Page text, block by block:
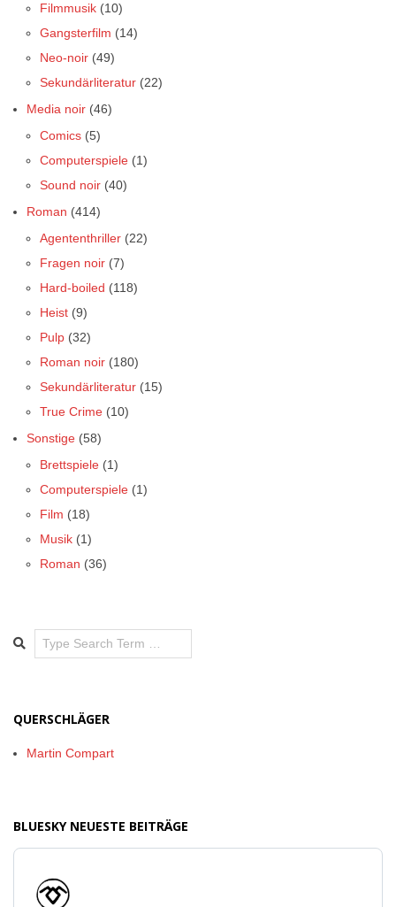
Filmmusik (10)
Gangsterfilm (14)
Neo-noir (49)
Sekundärliteratur (22)
Media noir (46)
Comics (5)
Computerspiele (1)
Sound noir (40)
Roman (414)
Agententhriller (22)
Fragen noir (7)
Hard-boiled (118)
Heist (9)
Pulp (32)
Roman noir (180)
Sekundärliteratur (15)
True Crime (10)
Sonstige (58)
Brettspiele (1)
Computerspiele (1)
Film (18)
Musik (1)
Roman (36)
Search
QUERSCHLÄGER
Martin Compart
BLUESKY NEUESTE BEITRÄGE
Beitrag
von